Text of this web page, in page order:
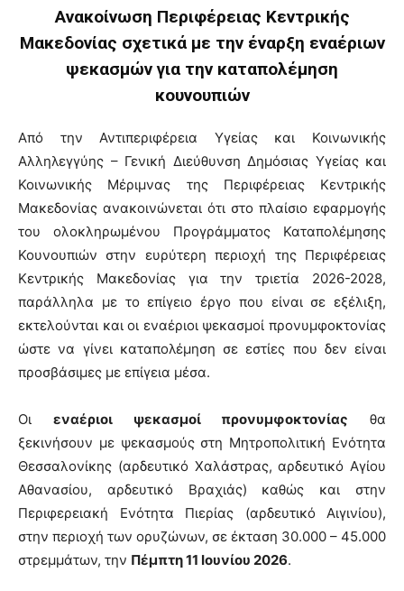
Ανακοίνωση Περιφέρειας Κεντρικής
Μακεδονίας σχετικά με την έναρξη εναέριων
ψεκασμών για την καταπολέμηση
κουνουπιών
Από την Αντιπεριφέρεια Υγείας και Κοινωνικής
Αλληλεγγύης – Γενική Διεύθυνση Δημόσιας Υγείας και
Κοινωνικής Μέριμνας της Περιφέρειας Κεντρικής
Μακεδονίας ανακοινώνεται ότι στο πλαίσιο εφαρμογής
του ολοκληρωμένου Προγράμματος Καταπολέμησης
Κουνουπιών στην ευρύτερη περιοχή της Περιφέρειας
Κεντρικής Μακεδονίας για την τριετία 2026-2028,
παράλληλα με το επίγειο έργο που είναι σε εξέλιξη,
εκτελούνται και οι εναέριοι ψεκασμοί προνυμφοκτονίας
ώστε να γίνει καταπολέμηση σε εστίες που δεν είναι
προσβάσιμες με επίγεια μέσα.
Οι εναέριοι ψεκασμοί προνυμφοκτονίας θα
ξεκινήσουν με ψεκασμούς στη Μητροπολιτική Ενότητα
Θεσσαλονίκης (αρδευτικό Χαλάστρας, αρδευτικό Αγίου
Αθανασίου, αρδευτικό Βραχιάς) καθώς και στην
Περιφερειακή Ενότητα Πιερίας (αρδευτικό Αιγινίου),
στην περιοχή των ορυζώνων, σε έκταση 30.000 – 45.000
στρεμμάτων, την Πέμπτη 11 Ιουνίου 2026.